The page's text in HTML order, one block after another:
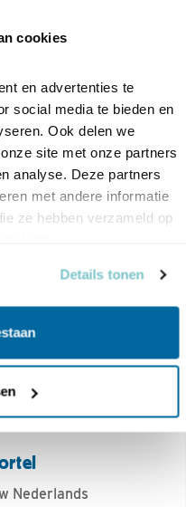
cookies
en advertenties te
social media te bieden en
Ook delen we
site met onze partners
analyse. Deze partners
met andere informatie
ze hebben verzameld op
Details tonen
Nederlands